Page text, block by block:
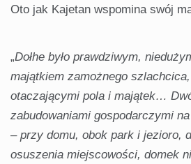
Oto jak Kajetan wspomina swój
„Dołhe było prawdziwym,
majątkiem zamożnego
otaczającymi pola i majątek…
zabudowaniami gospodarczymi
– przy domu, obok park i jezioro,
osuszenia miejscowości, domek